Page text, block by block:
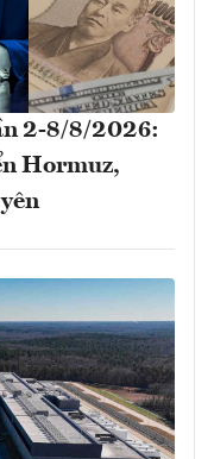
2-8/8/2026:
Hormuz,